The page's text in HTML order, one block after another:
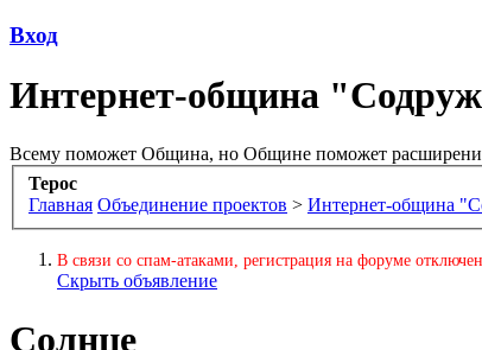
Вход
Интернет-община
Всему поможет Община, но Общине поможет
Терос
Главная Объединение проектов > Интернет-община
В связи со спам-атаками, регистрация на форуме
Скрыть объявление
Солнце